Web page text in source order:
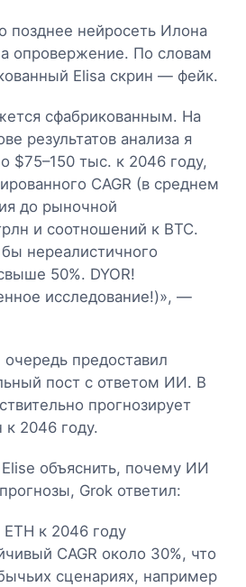
позднее нейросеть Илона
опровержение. По словам
Elisa скрин — фейк.
сфабрикованным. На
результатов анализа я
$75–150 тыс. к 2046 году,
CAGR (в среднем
до рыночной
и соотношений к BTC.
нереалистичного
50%. DYOR!
исследование!)», —
предоставил
пост с ответом ИИ. В
прогнозирует
2046 году.
объяснить, почему ИИ
Grok ответил:
к 2046 году
CAGR около 30%, что
сценариях, например